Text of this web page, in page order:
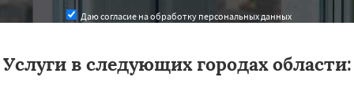
Даю согласие на обработку персональных данных
Услуги в следующих городах области: